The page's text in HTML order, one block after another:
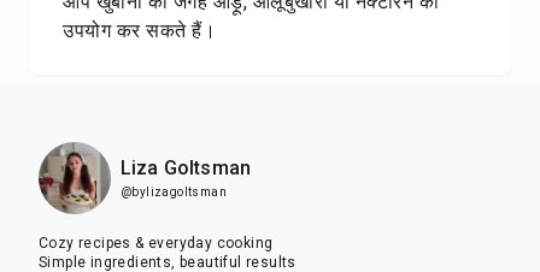
उपयोग कर सकते हैं।
Liza Goltsman
@bylizagoltsman
Cozy recipes & everyday cooking
Simple ingredients, beautiful results